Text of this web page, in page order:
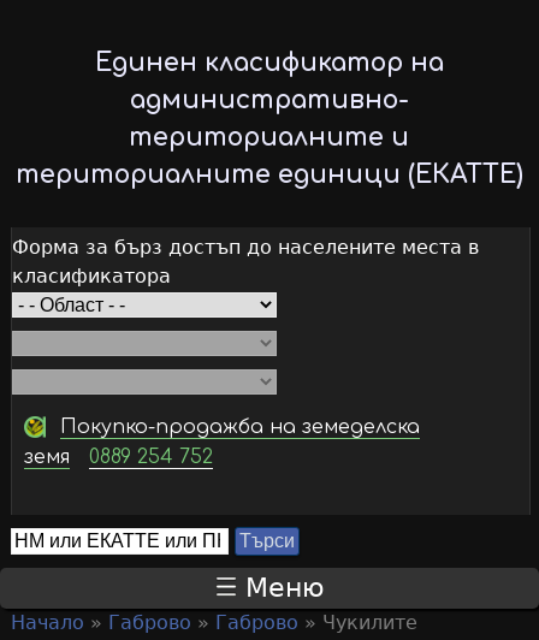
to
main
content
Единен класификатор на
административно-
териториалните и
териториалните единици (ЕКАТТЕ)
Форма за бърз достъп до населените места в
класификатора
Покупко-продажба на земеделска
земя
0889 254 752
S
e
Т
ъ
с
Меню
Начало » Габрово » Габрово » Чукилите